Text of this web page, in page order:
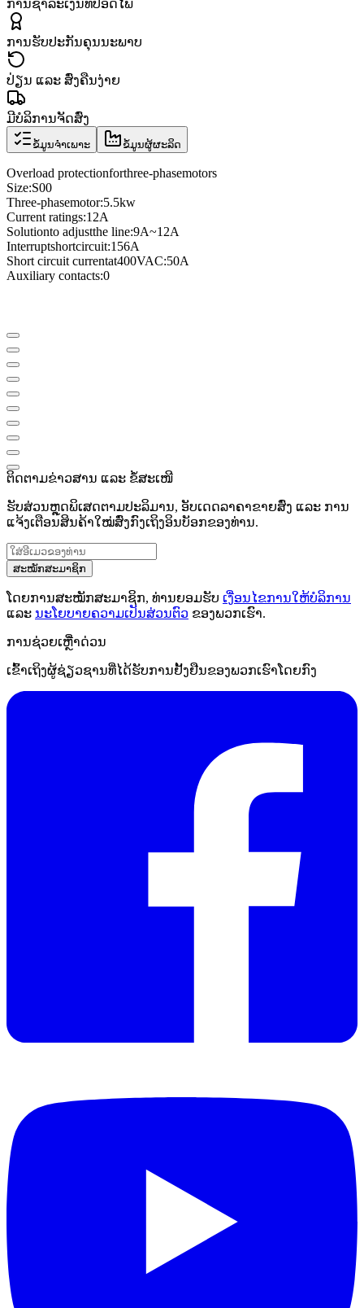
ການຊຳລະເງິນທີ່ປອດໄພ
ການຮັບປະກັນຄຸນນະພາບ
ປ່ຽນ ແລະ ສົ່ງຄືນງ່າຍ
ມີບໍລິການຈັດສົ່ງ
ຂໍ້ມູນຈຳເພາະ ຂໍ້ມູນຜູ້ຜະລິດ
Overload protectionforthree-phasemotors
Size:S00
Three-phasemotor:5.5kw
Current ratings:12A
Solutionto adjustthe line:9A~12A
Interruptshortcircuit:156A
Short circuit currentat400VAC:50A
Auxiliary contacts:0
ຕິດຕາມຂ່າວສານ ແລະ ຂໍ້ສະເໜີ
ຮັບສ່ວນຫຼຸດພິເສດຕາມປະລິມານ, ອັບເດດລາຄາຂາຍສົ່ງ ແລະ ການ
ແຈ້ງເຕືອນສິນຄ້າໃໝ່ສົ່ງກົງເຖິງອິນບັອກຂອງທ່ານ.
ສະໝັກສະມາຊິກ
ໂດຍການສະໝັກສະມາຊິກ, ທ່ານຍອມຮັບ ເງື່ອນໄຂການໃຫ້ບໍລິການ
ແລະ ນະໂຍບາຍຄວາມເປັນສ່ວນຕົວ ຂອງພວກເຮົາ.
ການຊ່ວຍເຫຼືໍາດ່ວນ
ເຂົ້າເຖິງຜູ້ຊ່ຽວຊານທີ່ໄດ້ຮັບການຢັ້ງຢືນຂອງພວກເຮົາໂດຍກົງ